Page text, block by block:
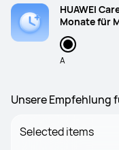
HUAWEI
Monate für
A
Unsere Empfehlung
Selected items